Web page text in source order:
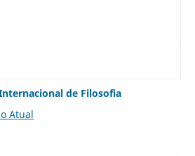
de Filosofia
Atual